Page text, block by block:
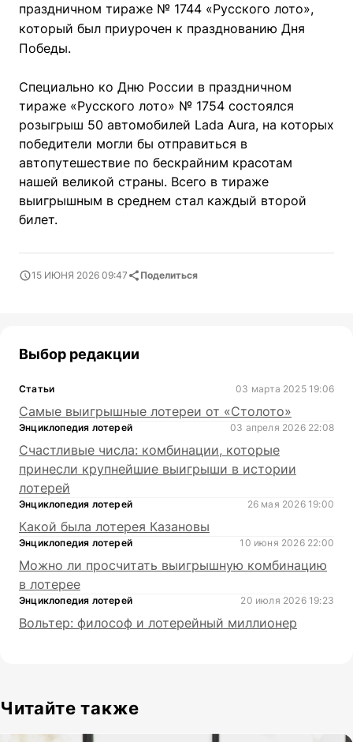
праздничном тираже № 1744 «Русского лото»,
который был приурочен к празднованию Дня
Победы.
Специально ко Дню России в праздничном
тираже «Русского лото» № 1754 состоялся
розыгрыш 50 автомобилей Lada Aura, на которых
победители могли бы отправиться в
автопутешествие по бескрайним красотам
нашей великой страны. Всего в тираже
выигрышным в среднем стал каждый второй
билет.
15 ИЮНЯ 2026 09:47 Поделиться
Выбор редакции
Статьи 03 марта 2025 19:06
Самые выигрышные лотереи от «Столото»
Энциклопедия лотерей 03 апреля 2026 22:08
Счастливые числа: комбинации, которые
принесли крупнейшие выигрыши в истории
лотерей
Энциклопедия лотерей 26 мая 2026 19:00
Какой была лотерея Казановы
Энциклопедия лотерей 10 июня 2026 22:00
Можно ли просчитать выигрышную комбинацию
в лотерее
Энциклопедия лотерей 20 июля 2026 19:23
Вольтер: философ и лотерейный миллионер
Читайте также